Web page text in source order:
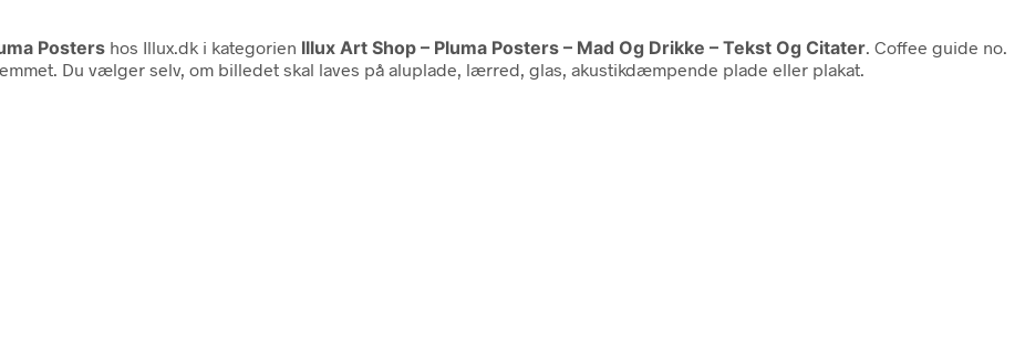
Posters hos Illux.dk i kategorien Illux Art Shop – Pluma Posters – Mad Og Drikke – Tekst Og Citater . Coffee guide no.
Du vælger selv, om billedet skal laves på aluplade, lærred, glas, akustikdæmpende plade eller plakat.